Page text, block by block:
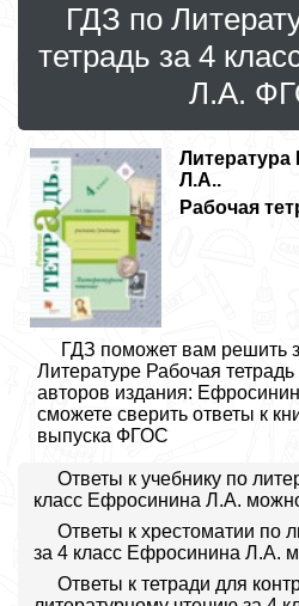
ГДЗ по
тетрадь за 4
Л.А.
Литература
Л.А..
Рабочая
ГДЗ поможет вам решить
Литературе Рабочая тетрадь
авторов издания:
сможете сверить ответы к
выпуска ФГОС
Ответы к учебнику по
класс Ефросинина Л.А.
Ответы к хрестоматии по
за 4 класс Ефросинина Л.А.
Ответы к тетради для